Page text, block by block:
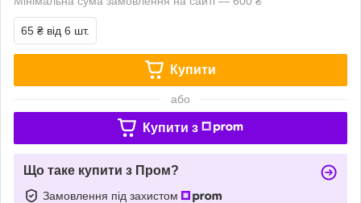
65 ₴ від 6 шт.
Купити
або
Купити з
Що таке купити з Пром?
Замовлення під захистом